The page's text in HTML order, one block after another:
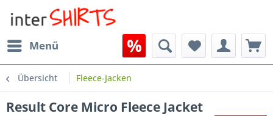
Menü
Übersicht Fleece-Jacken
Result Core Micro Fleece Jacket